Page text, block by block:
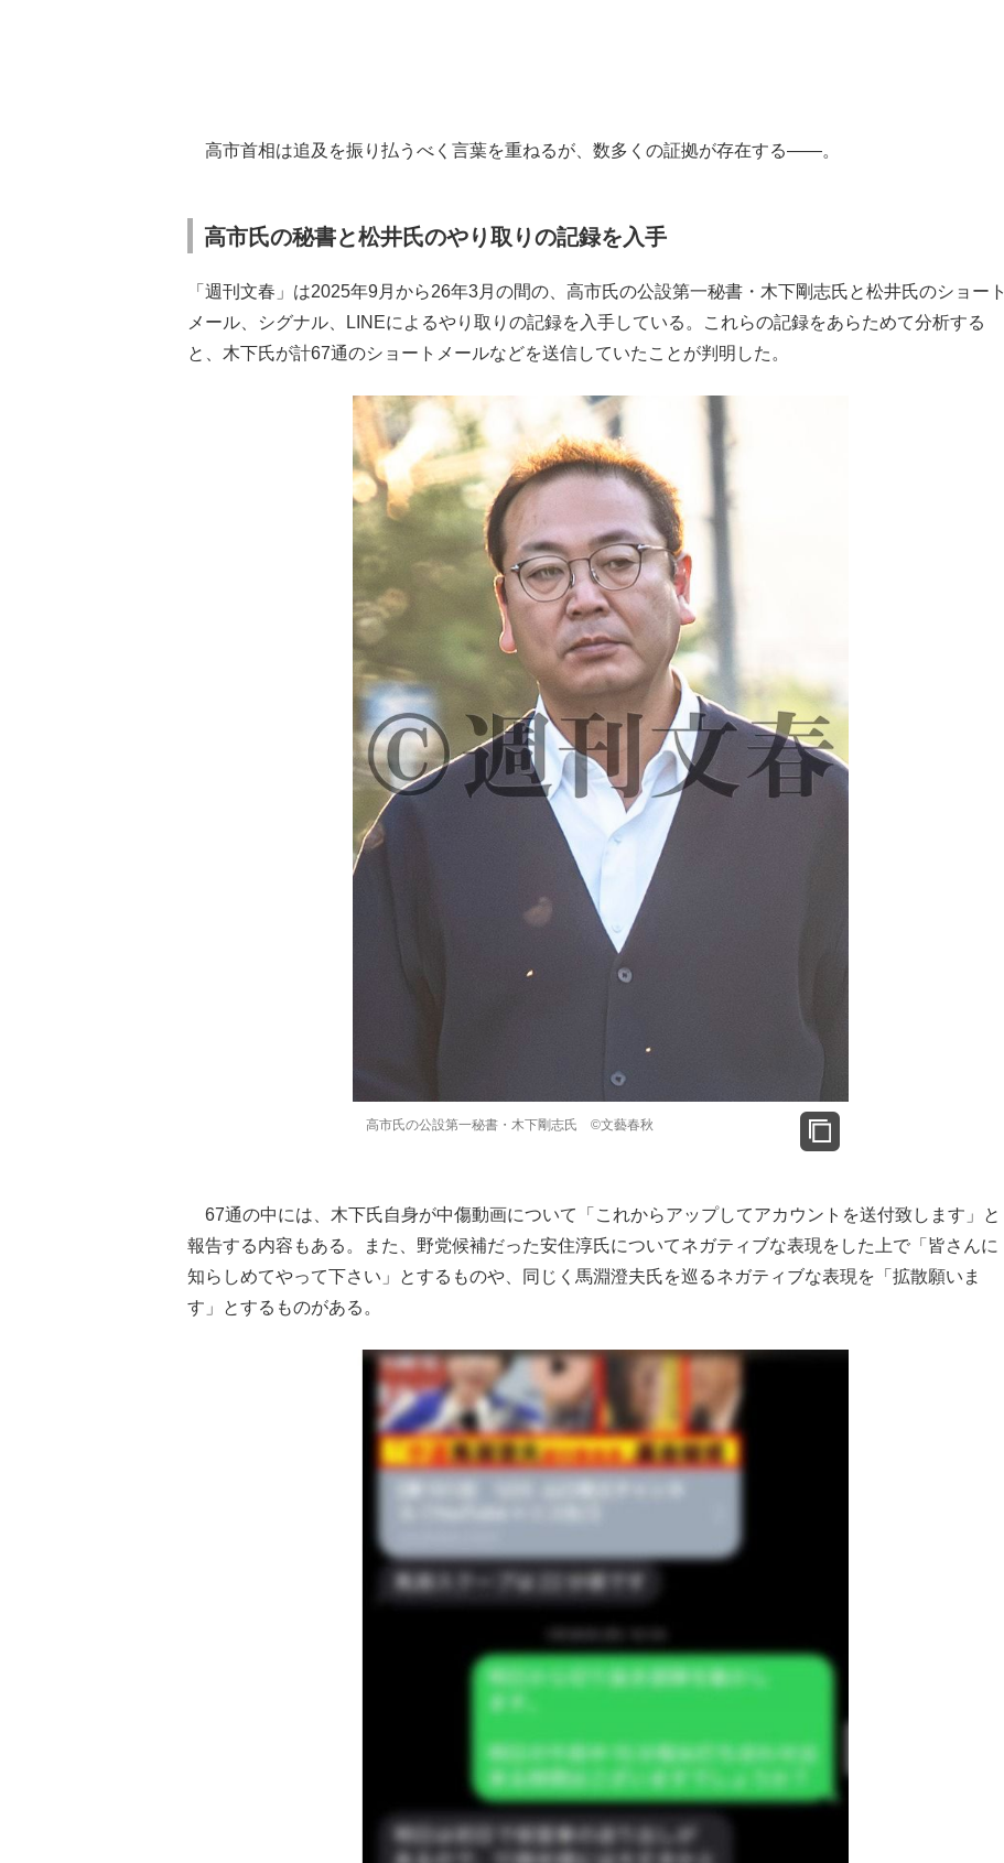
高市首相は追及を振り払うべく言葉を重ねるが、数多くの証拠が存在する――。
高市氏の秘書と松井氏のやり取りの記録を入手
「週刊文春」は2025年9月から26年3月の間の、高市氏の公設第一秘書・木下剛志氏と松井氏のショート
メール、シグナル、LINEによるやり取りの記録を入手している。これらの記録をあらためて分析する
と、木下氏が計67通のショートメールなどを送信していたことが判明した。
高市氏の公設第一秘書・木下剛志氏 ©文藝春秋
67通の中には、木下氏自身が中傷動画について「これからアップしてアカウントを送付致します」と
報告する内容もある。また、野党候補だった安住淳氏についてネガティブな表現をした上で「皆さんに
知らしめてやって下さい」とするものや、同じく馬淵澄夫氏を巡るネガティブな表現を「拡散願いま
す」とするものがある。